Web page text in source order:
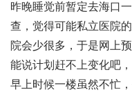
昨晚睡觉前暂定去海口
查，觉得可能私立医院
院会少很多，于是网上
能说计划赶不上变化吧
早上时候一楼虽然不忙